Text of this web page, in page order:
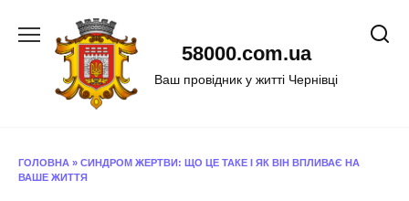
58000.com.ua
Ваш провідник у житті Чернівці
ГОЛОВНА » СИНДРОМ ЖЕРТВИ: ЩО ЦЕ ТАКЕ І ЯК ВІН ВПЛИВАЄ НА
ВАШЕ ЖИТТЯ